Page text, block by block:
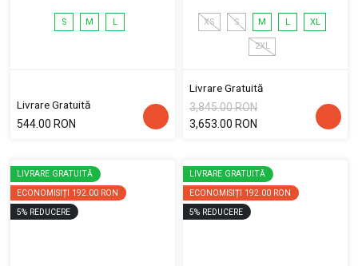
S M L
Livrare Gratuită
544.00 RON
XS S M L XL
2XL
Livrare Gratuită
3,845.00 RON
3,653.00 RON
LIVRARE GRATUITĂ
ECONOMISIȚI 192.00 RON
5% REDUCERE
LIVRARE GRATUITĂ
ECONOMISIȚI 192.00 RON
5% REDUCERE